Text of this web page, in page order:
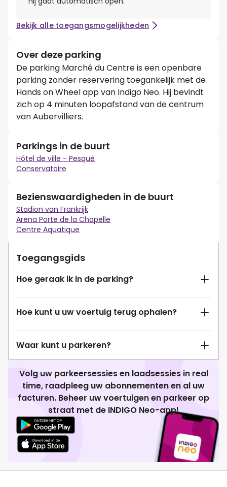
Bekijk alle toegangsmogelijkheden
Over deze parking
De parking Marché du Centre is een openbare
parking zonder reservering toegankelijk met de
Hands on Wheel app van Indigo Neo. Hij bevindt
zich op 4 minuten loopafstand van de centrum
van Aubervilliers.
Parkings in de buurt
Hôtel de ville - Pesqué
Conservatoire
Bezienswaardigheden in de buurt
Stadion van Frankrijk
Arena Porte de la Chapelle
Centre Aquatique
Toegangsgids
Hoe geraak ik in de parking?
Hoe kunt u uw voertuig terug ophalen?
Waar kunt u parkeren?
Volg uw parkeersessies en laadsessies in real
time, raadpleeg uw abonnementen en al uw
facturen. Beheer uw voertuigen en parkeer op
straat met de INDIGO Neo-app!